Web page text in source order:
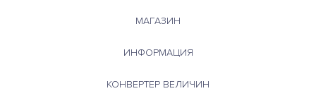
МАГАЗИН
ИНФОРМАЦИЯ
КОНВЕРТЕР ВЕЛИЧИН